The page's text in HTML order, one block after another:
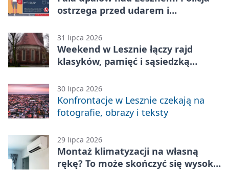
ostrzega przed udarem i
31 lipca 2026
Weekend w Lesznie łączy rajd
klasyków, pamięć i sąsiedzką
30 lipca 2026
Konfrontacje w Lesznie czekają na
fotografie, obrazy i teksty
29 lipca 2026
Montaż klimatyzacji na własną
rękę? To może skończyć się wysoką